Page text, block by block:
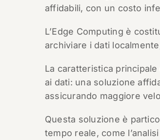
affidabili, con un costo
L’Edge Computing è
archiviare i dati
La caratteristica
ai dati: una soluzione
assicurando maggiore
Questa soluzione è
tempo reale, come